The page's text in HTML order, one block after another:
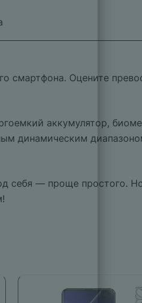
смартфона. Оцените
аккумулятор,
динамическим
себя — проще простого.